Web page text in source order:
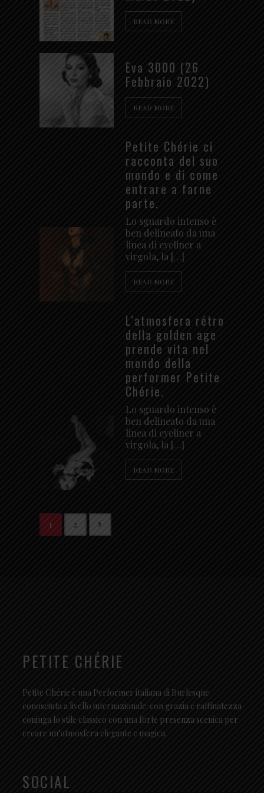
READ MORE
Eva 3000 (26
Febbraio 2022)
READ MORE
Petite Chérie ci
racconta del suo
mondo e di come
entrare a farne
parte.
Lo sguardo intenso è
ben delineato da una
linea di eyeliner a
virgola, la […]
READ MORE
L’atmosfera rétro
della golden age
prende vita nel
mondo della
performer Petite
Chérie.
Lo sguardo intenso è
ben delineato da una
linea di eyeliner a
virgola, la […]
READ MORE
1 2
PETITE CHÉRIE
Petite Chérie è una Performer italiana di Burlesque
conosciuta a livello internazionale: con grazia e raffinatezza
coniuga lo stile classico con una forte presenza scenica per
creare un’atmosfera elegante e magica.
SOCIAL